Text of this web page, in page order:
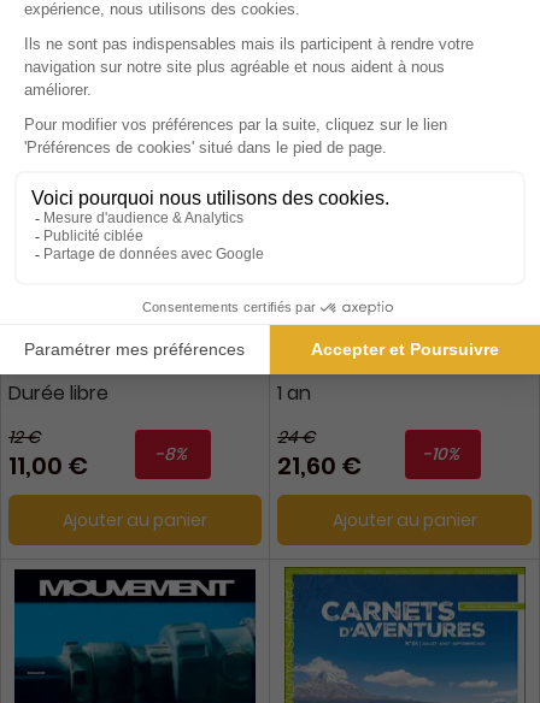
Durée libre
12 €
11,00 € -8%
Ajouter au panier
1 an
24 €
21,60 € -10%
Ajouter au panier